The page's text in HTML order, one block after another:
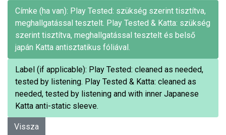
Címke (ha van): Play Tested: szükség szerint tisztítva,
meghallgatással tesztelt. Play Tested & Katta: szükség
szerint tisztítva, meghallgatással tesztelt és belső
japán Katta antisztatikus fóliával.
Label (if applicable): Play Tested: cleaned as needed,
tested by listening. Play Tested & Katta: cleaned as
needed, tested by listening and with inner Japanese
Katta anti-static sleeve.